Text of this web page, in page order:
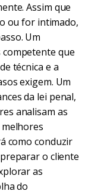
Assim que
ou for intimado,
Um
que
técnica e a
exigem. Um
da lei penal,
analisam as
como conduzir
o cliente
as
do